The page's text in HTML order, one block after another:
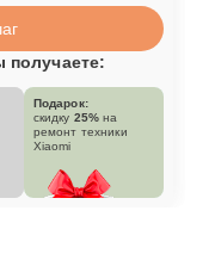
получаете:
Подарок:
скидку 25% на
ремонт техники
Xiaomi